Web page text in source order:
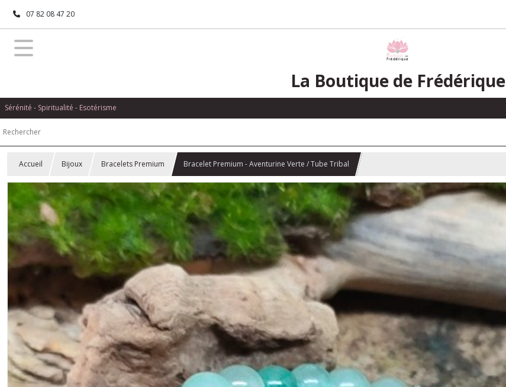
07 82 08 47 20
La Boutique de Frédérique
Sérénité - Spiritualité - Esotérisme
Accueil Bijoux Bracelets Premium Bracelet Premium - Aventurine Verte / Tube Tribal